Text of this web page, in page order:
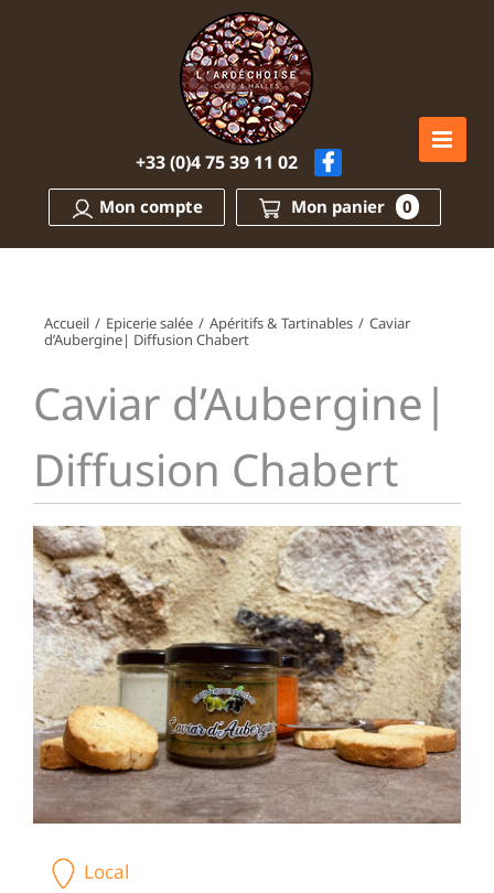
+33 (0)4 75 39 11 02
Mon compte Mon panier 0
Accueil / Epicerie salée / Apéritifs & Tartinables / Caviar
d’Aubergine| Diffusion Chabert
Caviar d’Aubergine|
Diffusion Chabert
Local